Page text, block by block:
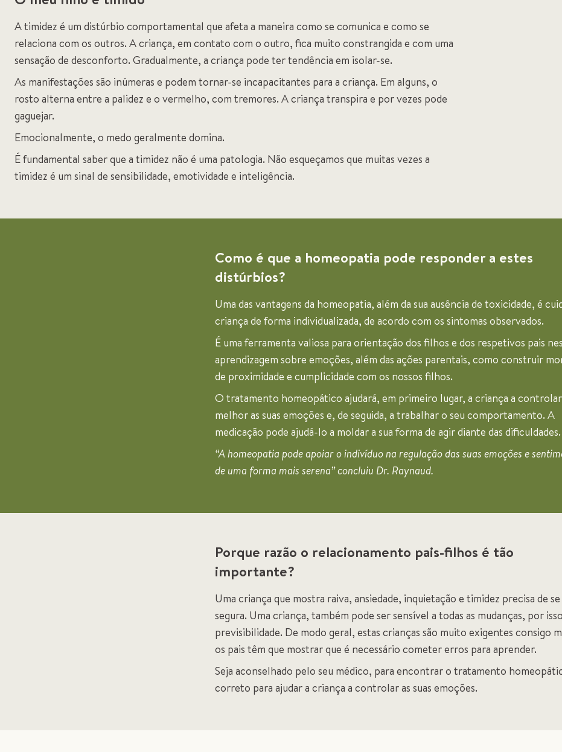
A timidez é um distúrbio comportamental que afeta a maneira como se comunica e como se
relaciona com os outros. A criança, em contato com o outro, fica muito constrangida e com uma
sensação de desconforto. Gradualmente, a criança pode ter tendência em isolar-se.
As manifestações são inúmeras e podem tornar-se incapacitantes para a criança. Em alguns, o
rosto alterna entre a palidez e o vermelho, com tremores. A criança transpira e por vezes pode
gaguejar.
Emocionalmente, o medo geralmente domina.
É fundamental saber que a timidez não é uma patologia. Não esqueçamos que muitas vezes a
timidez é um sinal de sensibilidade, emotividade e inteligência.
Como é que a homeopatia pode responder a estes
distúrbios?
Uma das vantagens da homeopatia, além da sua ausência de toxicidade, é
criança de forma individualizada, de acordo com os sintomas observados.
É uma ferramenta valiosa para orientação dos filhos e dos respetivos pais
aprendizagem sobre emoções, além das ações parentais, como construir
de proximidade e cumplicidade com os nossos filhos.
O tratamento homeopático ajudará, em primeiro lugar, a criança a controlar
melhor as suas emoções e, de seguida, a trabalhar o seu comportamento. A
medicação pode ajudá-lo a moldar a sua forma de agir diante das dificuldades.
“A homeopatia pode apoiar o indivíduo na regulação das suas emoções e
de uma forma mais serena” concluiu Dr. Raynaud.
Porque razão o relacionamento pais-filhos é tão
importante?
Uma criança que mostra raiva, ansiedade, inquietação e timidez precisa de
segura. Uma criança, também pode ser sensível a todas as mudanças, por
previsibilidade. De modo geral, estas crianças são muito exigentes consigo
os pais têm que mostrar que é necessário cometer erros para aprender.
Seja aconselhado pelo seu médico, para encontrar o tratamento
correto para ajudar a criança a controlar as suas emoções.